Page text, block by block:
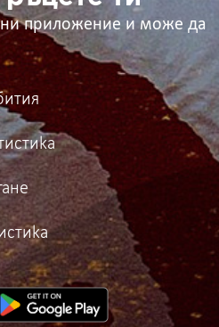
ни приложение и може да